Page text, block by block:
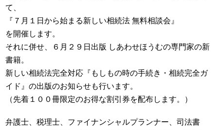
て、
『７月１日から始まる新しい相続法 無料相談会』
を開催します。
それに併せ、６月２９日出版 しあわせほうむの専門家の新
書籍。
新しい相続法完全対応『もしもの時の手続き・相続完全ガ
イド』の出版のお知らせも行います。
（先着１００冊限定のお得な割引券を配布します。）
弁護士、税理士、ファイナンシャルプランナー、司法書